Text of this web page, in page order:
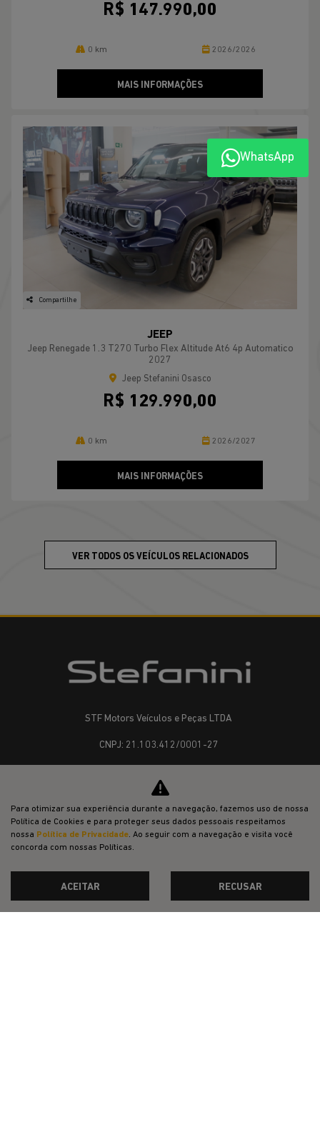
R$ 147.990,00
0 km 2026/2026
MAIS INFORMAÇÕES
Compartilhe
JEEP
Jeep Renegade 1.3 T270 Turbo Flex Altitude At6 4p Automatico
2027
Jeep Stefanini Osasco
R$ 129.990,00
0 km 2026/2027
MAIS INFORMAÇÕES
VER TODOS OS VEÍCULOS RELACIONADOS
WhatsApp
STF Motors Veículos e Peças LTDA
CNPJ: 21.103.412/0001-27
NOVOS
VENDAS DIRETAS
Para otimizar sua experiência durante a navegação, fazemos uso de nossa
Política de Cookies e para proteger seus dados pessoais respeitamos
nossa Política de Privacidade. Ao seguir com a navegação e visita você
concorda com nossas Políticas.
ACEITAR RECUSAR